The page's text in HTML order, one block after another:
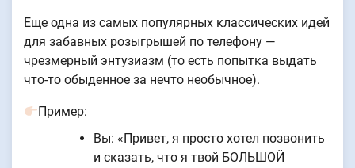
Еще одна из самых популярных классических идей
для забавных розыгрышей по телефону —
чрезмерный энтузиазм (то есть попытка выдать
что-то обыденное за нечто необычное).
Пример:
Вы: «Привет, я просто хотел позвонить
и сказать, что я твой БОЛЬШОЙ